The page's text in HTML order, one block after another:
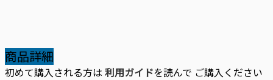
商品詳細
初めて購入される方は 利用ガイドを読んで ご購入ください